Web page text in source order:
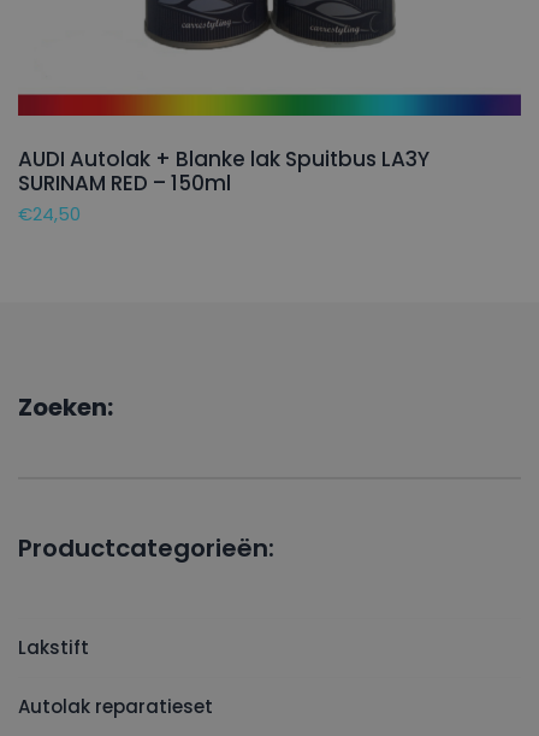
AUDI Autolak + Blanke lak Spuitbus LA3Y
SURINAM RED – 150ml
€24,50
Zoeken:
Productcategorieën:
Lakstift
Autolak reparatieset